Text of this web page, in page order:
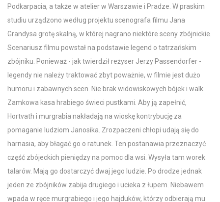
Podkarpacia, a także w atelier w Warszawie i Pradze. W praskim
studiu urządzono według projektu scenografa filmu Jana
Grandysa grotę skalną, w której nagrano niektóre sceny zbójnickie.
Scenariusz filmu powstał na podstawie legend o tatrzańskim
zbójniku. Ponieważ - jak twierdził reżyser Jerzy Passendorfer -
legendy nie należy traktować zbyt poważnie, w filmie jest dużo
humoru i zabawnych scen. Nie brak widowiskowych bójek i walk.
Zamkowa kasa hrabiego świeci pustkami. Aby ją zapełnić,
Hortvath i murgrabia nakładają na wioskę kontrybucję za
pomaganie ludziom Janosika. Zrozpaczeni chłopi udają się do
harnasia, aby błagać go o ratunek. Ten postanawia przeznaczyć
część zbójeckich pieniędzy na pomoc dla wsi. Wysyła tam worek
talarów. Mają go dostarczyć dwaj jego ludzie. Po drodze jednak
jeden ze zbójników zabija drugiego i ucieka z łupem. Niebawem
wpada w ręce murgrabiego i jego hajduków, którzy odbierają mu